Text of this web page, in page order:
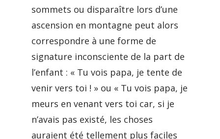
sommets ou disparaître lors d’une
ascension en montagne peut alors
correspondre à une forme de
signature inconsciente de la part de
l’enfant : « Tu vois papa, je tente de
venir vers toi ! » ou « Tu vois papa, je
meurs en venant vers toi car, si je
n’avais pas existé, les choses
auraient été tellement plus faciles